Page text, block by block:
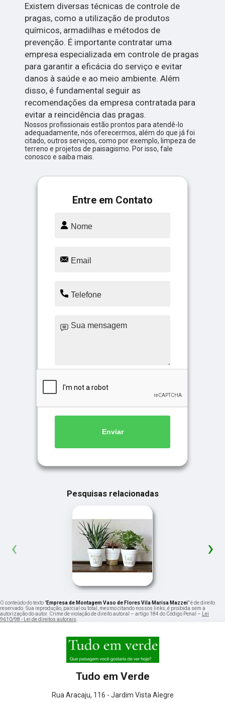
Existem diversas técnicas de controle de
pragas, como a utilização de produtos
químicos, armadilhas e métodos de
prevenção. É importante contratar uma
empresa especializada em controle de pragas
para garantir a eficácia do serviço e evitar
danos à saúde e ao meio ambiente. Além
disso, é fundamental seguir as
recomendações da empresa contratada para
evitar a reincidência das pragas.
Nossos profissionais estão prontos para atendê-lo
adequadamente, nós oferecermos, além do que já foi
citado, outros serviços, como por exemplo, limpeza de
terreno e projetos de paisagismo. Por isso, fale
conosco e saiba mais.
Entre em Contato
Enviar
Pesquisas relacionadas
‹ ›
O conteúdo do texto "Empresa de Montagem Vaso de Flores Vila Marisa Mazzei" é de direito
reservado. Sua reprodução, parcial ou total, mesmo citando nossos links, é proibida sem a
autorização do autor. Crime de violação de direito autoral – artigo 184 do Código Penal –
Lei
9610/98 - Lei de direitos autorais
Tudo em Verde
Rua Aracaju, 116 - Jardim Vista Alegre